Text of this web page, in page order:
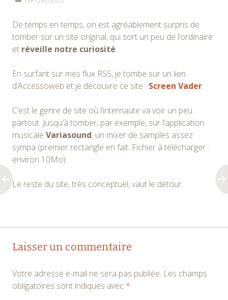
De temps en temps, on est agréablement surpris de
tomber sur un site original, qui sort un peu de l’ordinaire
et réveille notre curiosité.
En surfant sur mes flux RSS, je tombe sur un lien
d’Accessoweb et je découvre ce site : Screen Vader.
C’est le genre de site où l’internaute va voir un peu
partout. Jusqu’à tomber, par exemple, sur l’application
musicale Variasound, un mixer de samples assez
sympa (premier rectangle en fait. Fichier à télécharger :
environ 10Mo).
Le reste du site, très conceptuel, vaut le détour.
Navigation
articles
Laisser un commentaire
Votre adresse e-mail ne sera pas publiée. Les champs
obligatoires sont indiqués avec *